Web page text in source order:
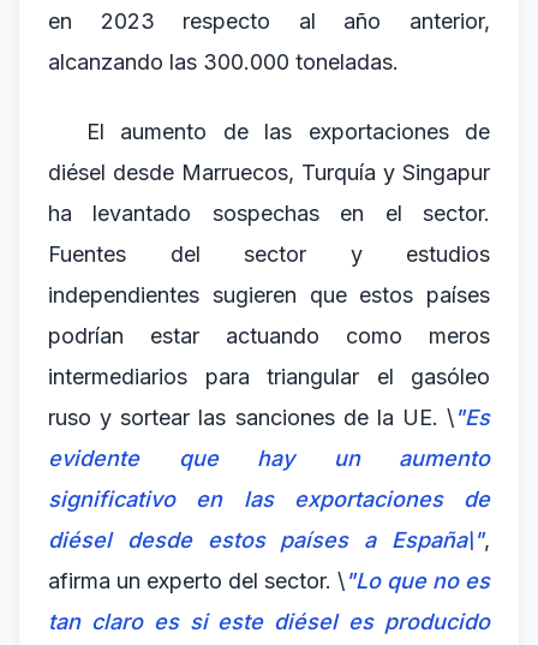
en 2023 respecto al año anterior,
alcanzando las 300.000 toneladas.
El aumento de las exportaciones de
diésel desde Marruecos, Turquía y Singapur
ha levantado sospechas en el sector.
Fuentes del sector y estudios
independientes sugieren que estos países
podrían estar actuando como meros
intermediarios para triangular el gasóleo
ruso y sortear las sanciones de la UE. \"Es
evidente que hay un aumento
significativo en las exportaciones de
diésel desde estos países a España\",
afirma un experto del sector. \"Lo que no es
tan claro es si este diésel es producido